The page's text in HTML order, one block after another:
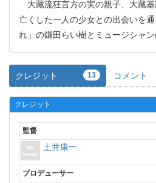
大藏流狂言方の実の親子、大藏
亡くした一人の少女との出会いを
れ」の鎌田らい樹とミュージシャ
クレジット 13 コメント
クレジット
監督
土井康一
プロデューサー